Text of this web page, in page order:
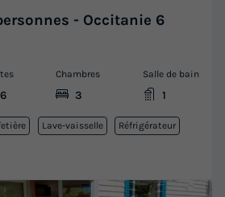
- Occitanie 6
6
Chambres
3
Salle de bain
1
Lave-vaisselle Réfrigérateur